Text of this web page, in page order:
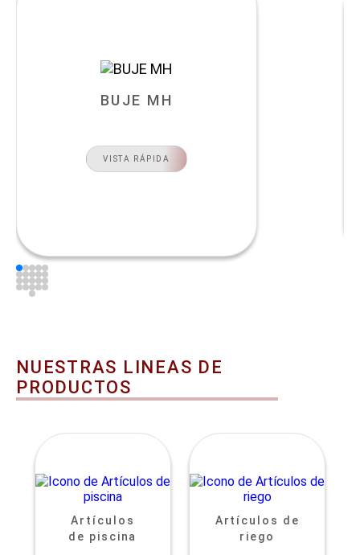
BUJE MH
VISTA RÁPIDA
NUESTRAS LINEAS DE
PRODUCTOS
Artículos
de piscina
Artículos de
riego